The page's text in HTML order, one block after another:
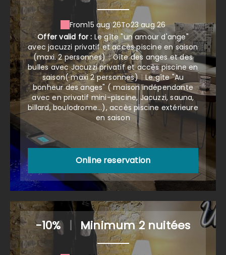
From15 aug 26To23 aug 26
Offer valid for : Le gîte "un amour d'ange"
avec jacuzzi privatif et accès piscine en saison
(maxi. 2 personnes) | Gîte des anges et des
bulles avec Jacuzzi privatif et accès piscine en
saison( maxi 2 personnes) | Le gîte "Au
bonheur des anges" ( maison indépendante
avec en privatif mini-piscine, Jacuzzi, sauna,
billard, boulodrome...), accès piscine extérieure
en saison
Online reservation
-10% | Minimum 2 nuitées